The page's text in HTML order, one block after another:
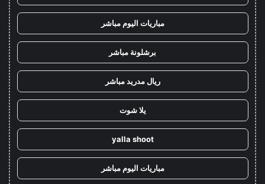
مباريات اليوم مباشر
برشلونة مباشر
ريال مدريد مباشر
يلا شوت
yalla shoot
مباريات اليوم مباشر